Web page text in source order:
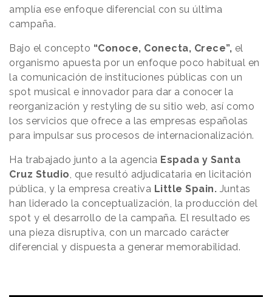
amplía ese enfoque diferencial con su última
campaña.
Bajo el concepto “Conoce, Conecta, Crece”, el
organismo apuesta por un enfoque poco habitual en
la comunicación de instituciones públicas con un
spot musical e innovador para dar a conocer la
reorganización y restyling de su sitio web, así como
los servicios que ofrece a las empresas españolas
para impulsar sus procesos de internacionalización.
Ha trabajado junto a la agencia Espada y Santa
Cruz Studio, que resultó adjudicataria en licitación
pública, y la empresa creativa Little Spain. Juntas
han liderado la conceptualización, la producción del
spot y el desarrollo de la campaña. El resultado es
una pieza disruptiva, con un marcado carácter
diferencial y dispuesta a generar memorabilidad.